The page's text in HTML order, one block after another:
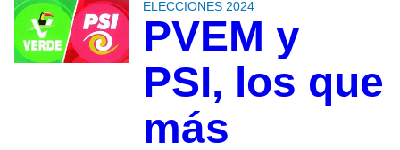
ELECCIONES 2024
PVEM y
PSI, los que
más